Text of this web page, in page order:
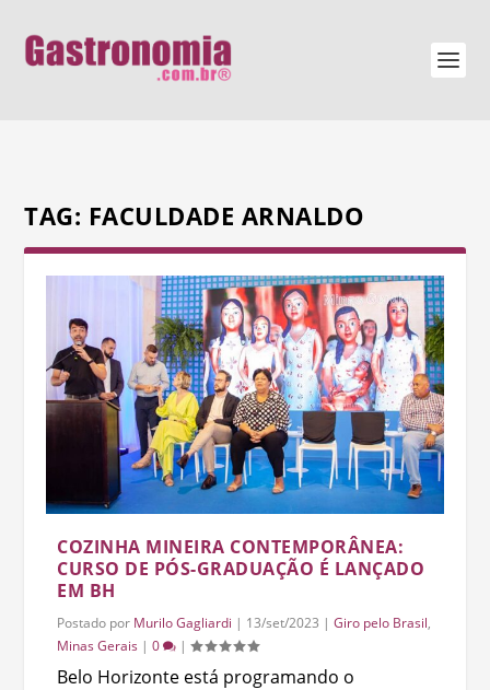
TAG: FACULDADE ARNALDO
COZINHA MINEIRA CONTEMPORÂNEA:
CURSO DE PÓS-GRADUAÇÃO É LANÇADO
EM BH
Postado por Murilo Gagliardi | 13/set/2023 |Giro pelo Brasil,
Minas Gerais |0 |
Belo Horizonte está programando o